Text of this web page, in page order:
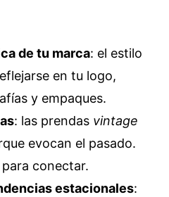
de tu marca: el estilo
en tu logo,
y empaques.
: las prendas vintage
evocan el pasado.
conectar.
estacionales: